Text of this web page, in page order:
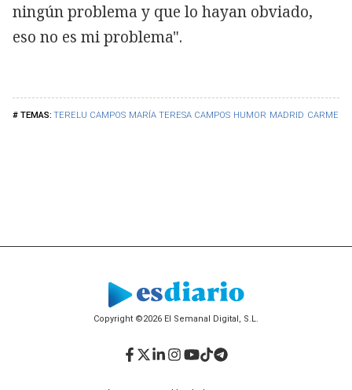
TERELU CAMPOS MARÍA TERESA CAMPOS HUMOR MADRID CARMEN
ningún problema y que lo hayan obviado,
eso no es mi problema".
Copyright ©2026 El Semanal Digital, S.L.
Facebook
Twitter
LinkedIn
Instagram
YouTube
TikTok
Telegram